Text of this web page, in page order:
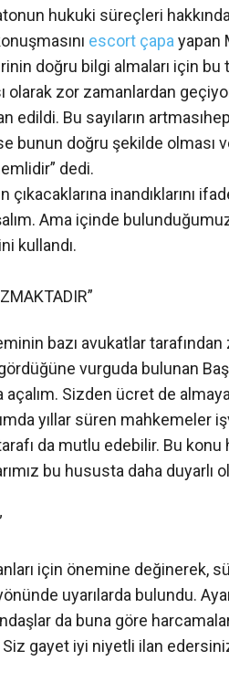
hukuki süreçleri
escort çapa yapan
doğru bilgi almaları için bu
olarak zor zamanlardan
edildi. Bu sayıların
bunun doğru şekilde olması
dedi.
inandıklarını
Ama içinde
kullandı.
bazı avukatlar
vurguda bulunan
Sizden ücret de
yıllar süren mahkemeler
da mutlu edebilir. Bu konu
bu hususta daha duyarlı
için önemine değinerek,
uyarılarda bulundu.
da buna göre
Siz gayet iyi niyetli ilan